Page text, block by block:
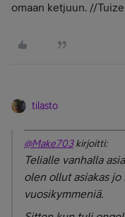
omaan ketjuun. //
tilasto
@Make703kirjoitti:
Telialle vanhalla
olen ollut asiakas jo
vuosikymmeniä.